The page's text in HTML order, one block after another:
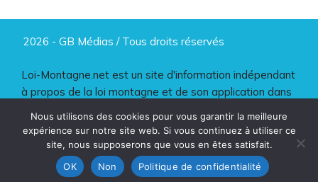
Loi-Montagne.net est un site d'information indépendant
à propos de la loi montagne et de son application dans
Mentions légales et RGPD|Contact
2026 - GB Médias / Tous droits réservés
Nous utilisons des cookies pour vous garantir la meilleure
expérience sur notre site web. Si vous continuez à utiliser ce
site, nous supposerons que vous en êtes satisfait.
OK
Non Politique de confidentialité